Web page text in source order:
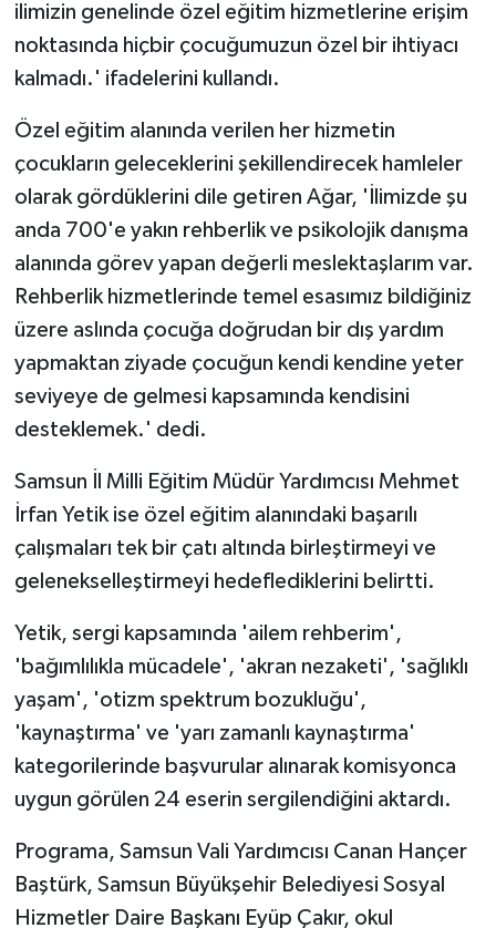
ilimizin genelinde özel eğitim hizmetlerine erişim
noktasında hiçbir çocuğumuzun özel bir ihtiyacı
kalmadı.' ifadelerini kullandı.
Özel eğitim alanında verilen her hizmetin
çocukların geleceklerini şekillendirecek hamleler
olarak gördüklerini dile getiren Ağar, 'İlimizde şu
anda 700'e yakın rehberlik ve psikolojik danışma
alanında görev yapan değerli meslektaşlarım var.
Rehberlik hizmetlerinde temel esasımız bildiğiniz
üzere aslında çocuğa doğrudan bir dış yardım
yapmaktan ziyade çocuğun kendi kendine yeter
seviyeye de gelmesi kapsamında kendisini
desteklemek.' dedi.
Samsun İl Milli Eğitim Müdür Yardımcısı Mehmet
İrfan Yetik ise özel eğitim alanındaki başarılı
çalışmaları tek bir çatı altında birleştirmeyi ve
gelenekselleştirmeyi hedeflediklerini belirtti.
Yetik, sergi kapsamında 'ailem rehberim',
'bağımlılıkla mücadele', 'akran nezaketi', 'sağlıklı
yaşam', 'otizm spektrum bozukluğu',
'kaynaştırma' ve 'yarı zamanlı kaynaştırma'
kategorilerinde başvurular alınarak komisyonca
uygun görülen 24 eserin sergilendiğini aktardı.
Programa, Samsun Vali Yardımcısı Canan Hançer
Baştürk, Samsun Büyükşehir Belediyesi Sosyal
Hizmetler Daire Başkanı Eyüp Çakır, okul